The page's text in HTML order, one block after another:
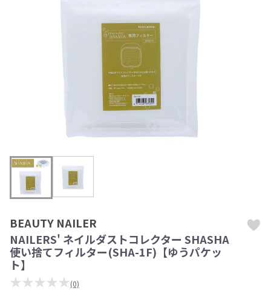
BEAUTY NAILER
NAILERS' ネイルダストコレクター SHASHA
使い捨てフィルター(SHA-1F)【ゆうパケッ
ト】
★★★★★ (0)